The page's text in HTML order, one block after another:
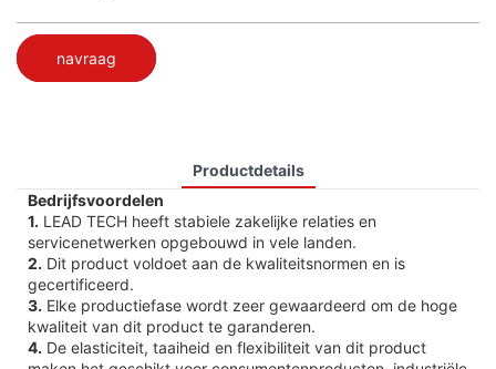
navraag
Productdetails
Bedrijfsvoordelen
1. LEAD TECH heeft stabiele zakelijke relaties en
servicenetwerken opgebouwd in vele landen.
2. Dit product voldoet aan de kwaliteitsnormen en is
gecertificeerd.
3. Elke productiefase wordt zeer gewaardeerd om de hoge
kwaliteit van dit product te garanderen.
4. De elasticiteit, taaiheid en flexibiliteit van dit product